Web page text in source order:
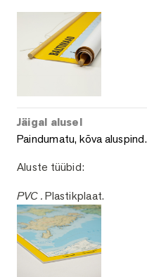
Jäigal alusel
Paindumatu, kõva aluspind.
Aluste tüübid:
PVC .Plastikplaat.